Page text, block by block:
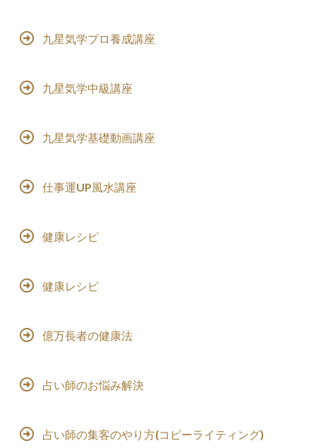
九星気学プロ養成講座
九星気学中級講座
九星気学基礎動画講座
仕事運UP風水講座
健康レシピ
健康レシピ
億万長者の健康法
占い師のお悩み解決
占い師の集客のやり方(コピーライティング)